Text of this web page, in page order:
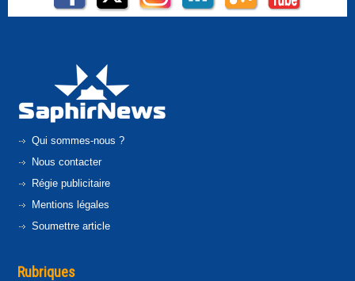
Qui sommes-nous ?
Nous contacter
Régie publicitaire
Mentions légales
Soumettre article
Rubriques